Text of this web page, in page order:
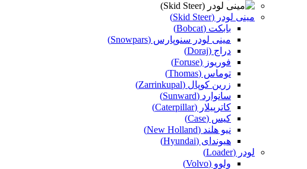
مینی لودر (Skid Steer)
بابکت (Bobcat)
مینی لودر سنوپارس (Snowpars)
دراج (Doraj)
فوریوز (Foruse)
توماس (Thomas)
زرین کوپال (Zarrinkupal)
سانوارد (Sunward)
کاترپیلار (Caterpillar)
کیس (Case)
نیو هلند (New Holland)
هیوندای (Hyundai)
لودر (Loader)
ولوو (Volvo)